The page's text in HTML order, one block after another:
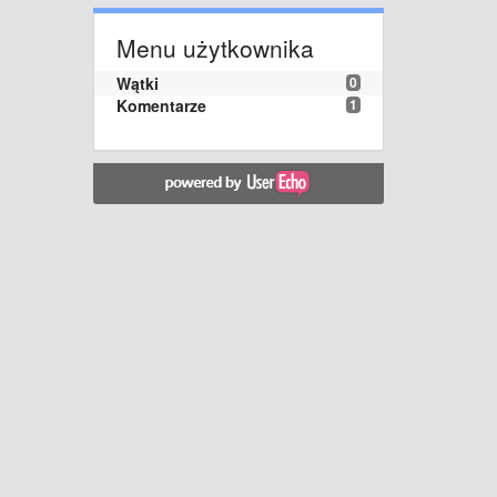
Menu użytkownika
0
Wątki
1
Komentarze